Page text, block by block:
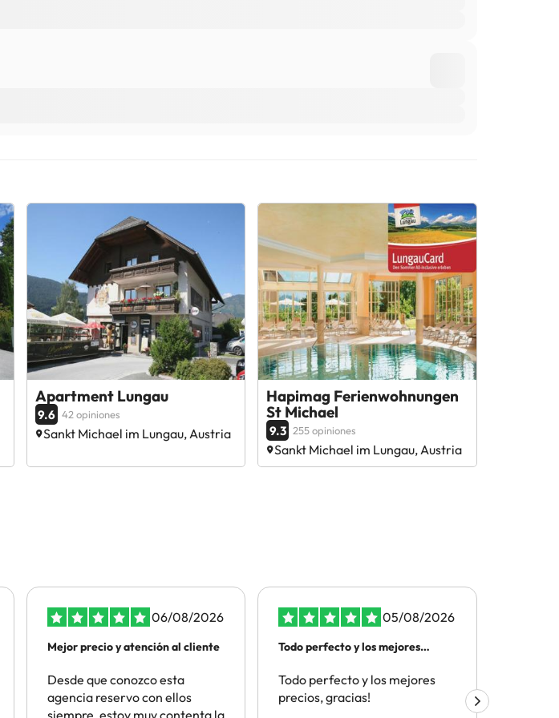
Apartment Lungau
9.6 42 opiniones
Sankt Michael im Lungau, Austria
Hapimag Ferienwohnungen
St Michael
9.3 255 opiniones
Sankt Michael im Lungau, Austria
06/08/2026
Mejor precio y atención al cliente
Desde que conozco esta
agencia reservo con ellos
siempre, estoy muy contenta la
05/08/2026
Todo perfecto y los mejores
Todo perfecto y los mejores
precios, gracias!